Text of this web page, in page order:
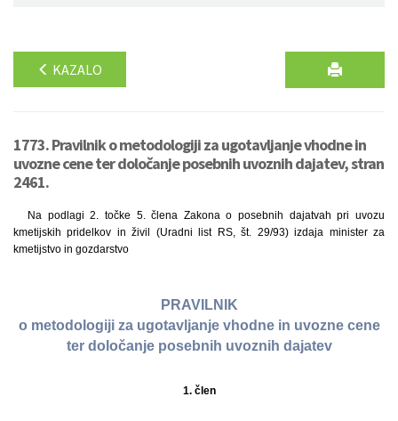
KAZALO
1773. Pravilnik o metodologiji za ugotavljanje vhodne in
uvozne cene ter določanje posebnih uvoznih dajatev, stran
2461.
Na podlagi 2. točke 5. člena Zakona o posebnih dajatvah pri uvozu
kmetijskih pridelkov in živil (Uradni list RS, št. 29/93) izdaja minister za
kmetijstvo in gozdarstvo
PRAVILNIK
o metodologiji za ugotavljanje vhodne in uvozne cene
ter določanje posebnih uvoznih dajatev
1. člen